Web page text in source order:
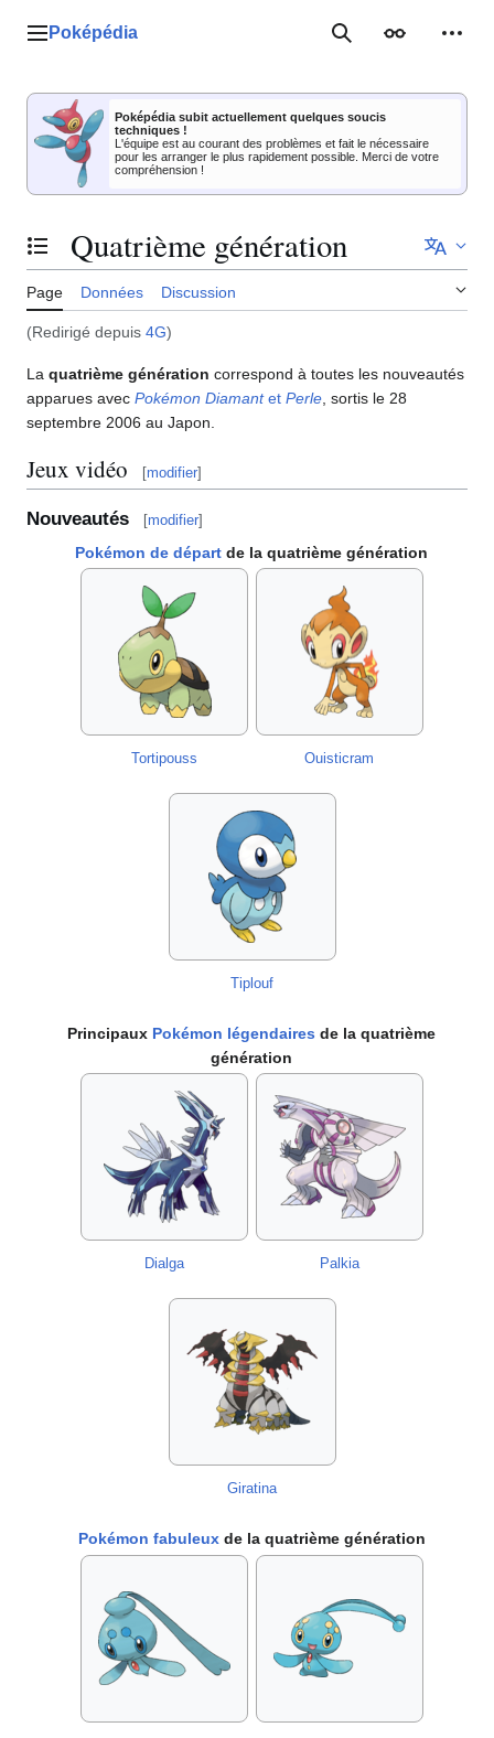
Menu principal
Poképédia RechercherApparence
Poképédia subit actuellement quelques soucis
techniques !
L'équipe est au courant des problèmes et fait le nécessaire
pour les arranger le plus rapidement possible. Merci de votre
compréhension !
Basculer la table des matières
Quatrième génération
Page Données Discussion
(Redirigé depuis 4G)
La quatrième génération correspond à toutes les nouveautés
apparues avec Pokémon Diamantet Perle , sortis le 28
septembre 2006 au Japon.
Jeux vidéo [modifier]
Nouveautés [modifier]
Pokémon de départ de la quatrième génération
Tortipouss Ouisticram
Tiplouf
Principaux Pokémon légendaires de la quatrième
génération
Dialga Palkia
Giratina
Pokémon fabuleuxde la quatrième génération